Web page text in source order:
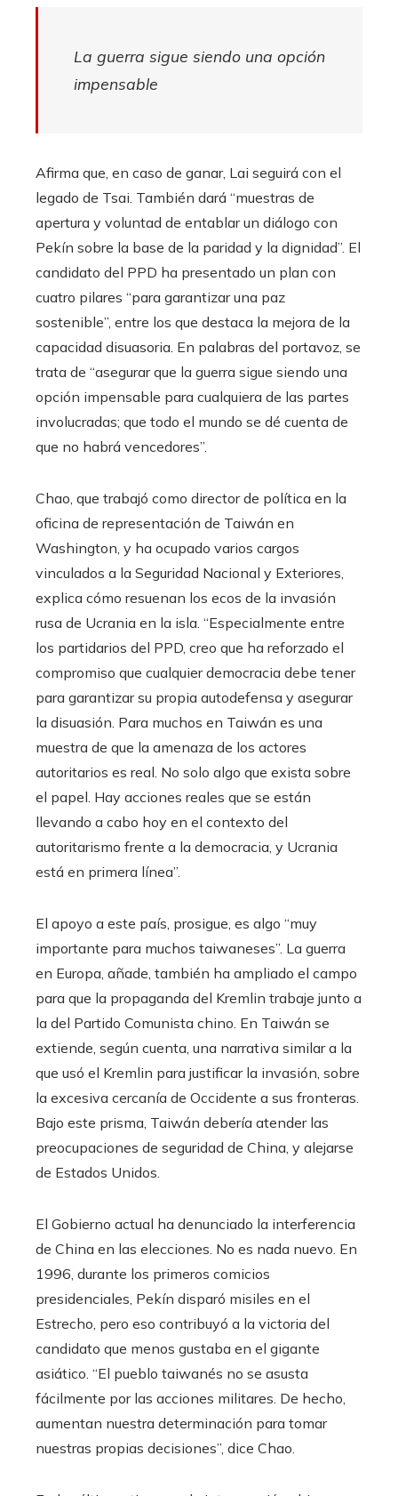
La guerra sigue siendo una opción
impensable
Afirma que, en caso de ganar, Lai seguirá con el
legado de Tsai. También dará “muestras de
apertura y voluntad de entablar un diálogo con
Pekín sobre la base de la paridad y la dignidad”. El
candidato del PPD ha presentado un plan con
cuatro pilares “para garantizar una paz
sostenible”, entre los que destaca la mejora de la
capacidad disuasoria. En palabras del portavoz, se
trata de “asegurar que la guerra sigue siendo una
opción impensable para cualquiera de las partes
involucradas; que todo el mundo se dé cuenta de
que no habrá vencedores”.
Chao, que trabajó como director de política en la
oficina de representación de Taiwán en
Washington, y ha ocupado varios cargos
vinculados a la Seguridad Nacional y Exteriores,
explica cómo resuenan los ecos de la invasión
rusa de Ucrania en la isla. “Especialmente entre
los partidarios del PPD, creo que ha reforzado el
compromiso que cualquier democracia debe tener
para garantizar su propia autodefensa y asegurar
la disuasión. Para muchos en Taiwán es una
muestra de que la amenaza de los actores
autoritarios es real. No solo algo que exista sobre
el papel. Hay acciones reales que se están
llevando a cabo hoy en el contexto del
autoritarismo frente a la democracia, y Ucrania
está en primera línea”.
El apoyo a este país, prosigue, es algo “muy
importante para muchos taiwaneses”. La guerra
en Europa, añade, también ha ampliado el campo
para que la propaganda del Kremlin trabaje junto a
la del Partido Comunista chino. En Taiwán se
extiende, según cuenta, una narrativa similar a la
que usó el Kremlin para justificar la invasión, sobre
la excesiva cercanía de Occidente a sus fronteras.
Bajo este prisma, Taiwán debería atender las
preocupaciones de seguridad de China, y alejarse
de Estados Unidos.
El Gobierno actual ha denunciado la interferencia
de China en las elecciones. No es nada nuevo. En
1996, durante los primeros comicios
presidenciales, Pekín disparó misiles en el
Estrecho, pero eso contribuyó a la victoria del
candidato que menos gustaba en el gigante
asiático. “El pueblo taiwanés no se asusta
fácilmente por las acciones militares. De hecho,
aumentan nuestra determinación para tomar
nuestras propias decisiones”, dice Chao.